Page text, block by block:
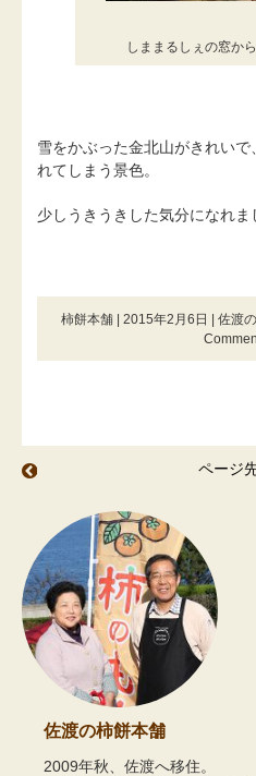
しままるしぇの窓
雪をかぶった金北山がきれい
れてしまう景色。
少しうきうきした気分になれま
柿餅本舗 | 2015年2月6日 | 佐渡
ページ
佐渡の柿餅本舗
2009年秋、佐渡へ移住。